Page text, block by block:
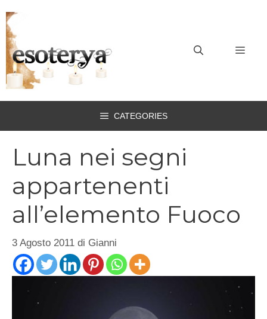
al
contenuto
CATEGORIES
Luna nei segni
appartenenti
all’elemento Fuoco
3 Agosto 2011 di Gianni